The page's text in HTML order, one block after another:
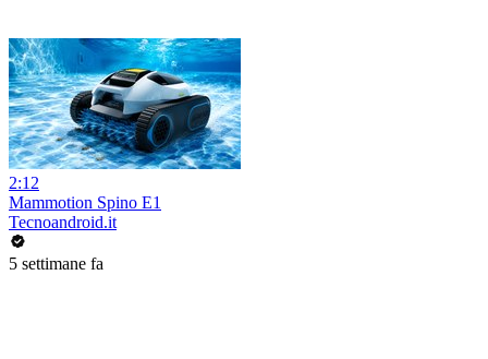
2:12
Mammotion Spino E1
Tecnoandroid.it
5 settimane fa